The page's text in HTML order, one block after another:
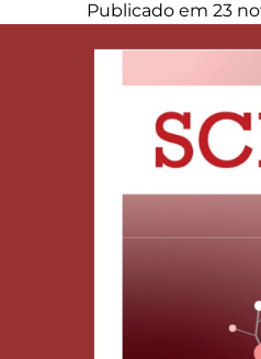
Publicado em 23